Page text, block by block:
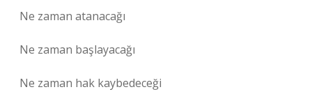
Ne zaman atanacağı
Ne zaman başlayacağı
Ne zaman hak kaybedeceği